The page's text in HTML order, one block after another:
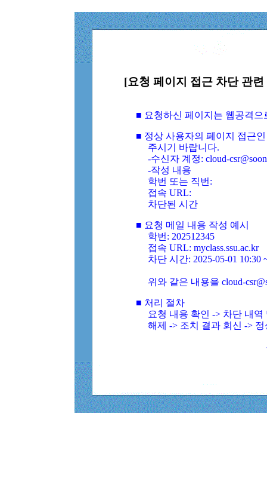
[요청 페이지 접근 차단 관
■ 요청하신 페이지는 웹공격
■ 정상 사용자의 페이지 접근
주시기 바랍니다.
-수신자 계정: cloud-
-작성 내용
학번 또는 직번:
접속 URL:
차단된 시간
■ 요청 메일 내용 작성 예시
학번: 202512345
접속 URL: myclass.ssu.ac.kr
차단 시간: 2025-05-01 10:30
위와 같은 내용을 cloud-
■ 처리 절차
요청 내용 확인 -> 차단 내
해제 -> 조치 결과 회신 ->